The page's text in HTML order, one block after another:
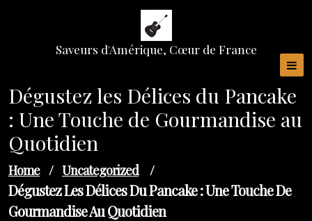
Saveurs d'Amérique, Cœur de France
Dégustez les Délices du Pancake
: Une Touche de Gourmandise au
Quotidien
Home / Uncategorized /
Dégustez Les Délices Du Pancake : Une Touche De
Gourmandise Au Quotidien